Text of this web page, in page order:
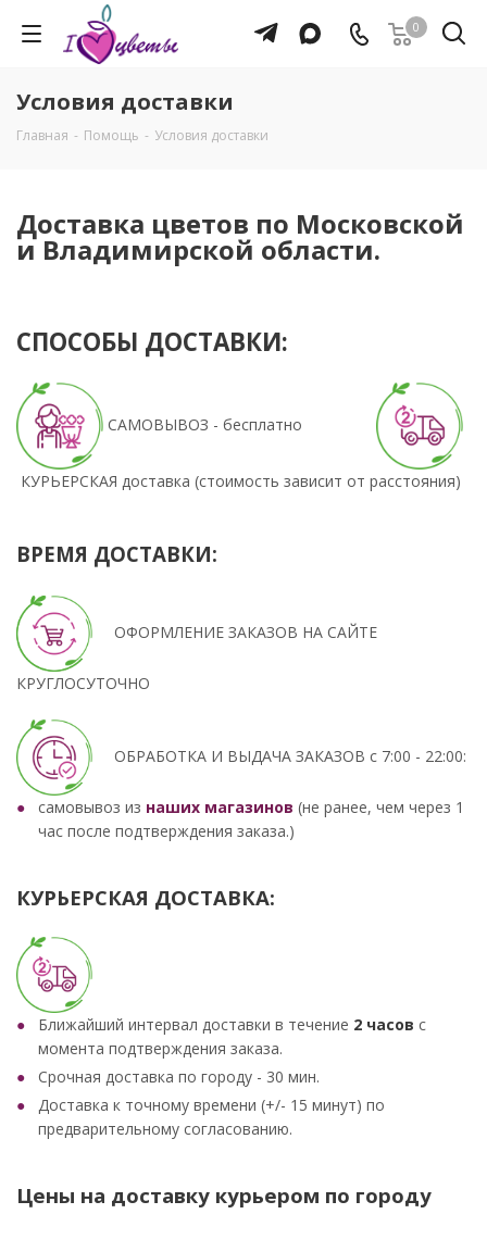
0
Условия доставки
Главная - Помощь - Условия доставки
Доставка цветов по Московской
и Владимирской области.
СПОСОБЫ ДОСТАВКИ:
САМОВЫВОЗ - бесплатно
КУРЬЕРСКАЯ доставка (стоимость зависит от расстояния)
ВРЕМЯ ДОСТАВКИ:
ОФОРМЛЕНИЕ ЗАКАЗОВ НА САЙТЕ
КРУГЛОСУТОЧНО
ОБРАБОТКА И ВЫДАЧА ЗАКАЗОВ с 7:00 - 22:00:
самовывоз из наших магазинов (не ранее, чем через 1
час после подтверждения заказа.)
КУРЬЕРСКАЯ ДОСТАВКА:
Ближайший интервал доставки в течение 2 часов с
момента подтверждения заказа.
Срочная доставка по городу - 30 мин.
Доставка к точному времени (+/- 15 минут) по
предварительному согласованию.
Цены на доставку курьером по городу